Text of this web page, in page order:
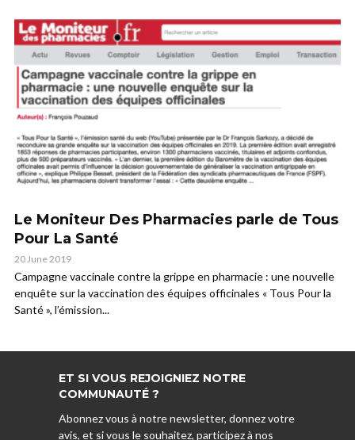
Le Moniteur Des Pharmacies parle de Tous
Pour La Santé
20 June 2019
Campagne vaccinale contre la grippe en pharmacie : une nouvelle
enquête sur la vaccination des équipes officinales « Tous Pour la
Santé », l’émission...
ET SI VOUS REJOIGNIEZ NOTRE
COMMUNAUTÉ ?
Abonnez vous à notre newsletter, donnez votre
avis, et si vous le souhaitez, participez à nos